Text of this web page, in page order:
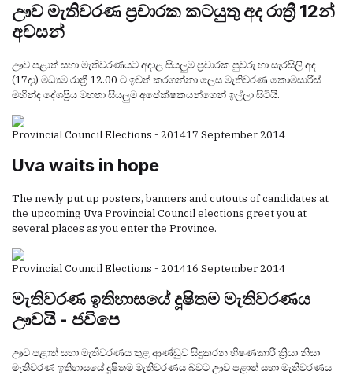
ඌව මැතිවරණ ප්‍රචාරක කටයුතු අද රාත්‍රී 12න්
අවසන්
ඌව පළාත් සභා මැතිවරණයට අදාළ සියලුම ප්‍රචාරක පුවරු හා සැරසිලි අද
(17දා) මධ්‍යම රාත්‍රී 12.00 ට ඉවත් කරගන්නා ලෙස මැතිවරණ කොමසාරිස්
මහින්ද දේශප්‍රිය මහතා සියලුම අපේක්ෂකයන්ගෙන් ඉල්ලා සිටියි.
Provincial Council Elections - 201417 September 2014
Uva waits in hope
The newly put up posters, banners and cutouts of candidates at
the upcoming Uva Provincial Council elections greet you at
several places as you enter the Province.
Provincial Council Elections - 201416 September 2014
මැතිවරණ ඉතිහාසයේ දූෂිතම මැතිවරණය
ඌවයි - ජවිපෙ
ඌව පළාත් සභා මැතිවරණය තුළ ආණ්ඩුව සිදුකරන භීෂණකාරී ක්‍රියා නිසා
මැතිවරණ ඉතිහාසයේ දූෂිතම මැතිවරණය බවට ඌව පළාත් සභා මැතිවරණය